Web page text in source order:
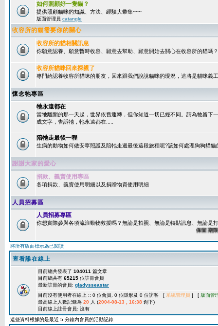
如何照顧好一隻貓？
提供照顧貓咪的知識、方法、經驗大彙集~~~
版面管理員 catangle
收容所的貓需要你的關心
收容所的貓相關訊息
你願意認養、願意暫時收容、願意去幫助、願意開始去關心在收容所的貓嗎？
收容所貓咪回來探親了
專門給認養收容所貓咪的朋友，回來跟我們說說貓咪的現況，這將是貓咪義
懷念牠專區
牠永遠都在
當牠離開的那一天起，世界依舊運轉，但你知道一切已經不同。請為牠留下
成文字，告訴牠，牠永遠都在.....
陪牠走最後一程
生病的動物如何做安寧照護及陪牠走過最後這段旅程呢?該如何處理狗狗貓貓
謝謝大家的愛心
捐款、義賣使用專區
各項捐款、義賣使用明細以及捐贈物資使用明細
人員招募區
人員招募專區
你想實際參與各項流浪動物救援嗎？無論是拍照、無論是轉貼訊息、無論是
保留期限：
將所有版面標示為已閱讀
查看誰在線上
目前總共發表了 104011 篇文章
目前總共有 65215 位註冊會員
最新註冊的會員: gladysseastar
目前沒有使用者在線上 :: 0 位會員, 0 位隱形及 0 位訪客 [ 系統管理員 ] [ 版面管
最高線上人數記錄為 20 人 (2004-08-13 , 16:38 創下)
目前線上註冊會員: 沒有
這些資料根據的是最近 5 分鐘內會員的活動記錄